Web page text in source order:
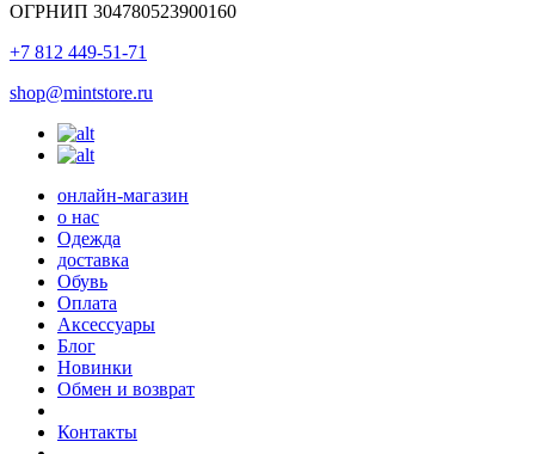
ОГРНИП 304780523900160
+7 812 449-51-71
shop@mintstore.ru
онлайн-магазин
о нас
Одежда
доставка
Обувь
Оплата
Аксессуары
Блог
Новинки
Обмен и возврат
Контакты